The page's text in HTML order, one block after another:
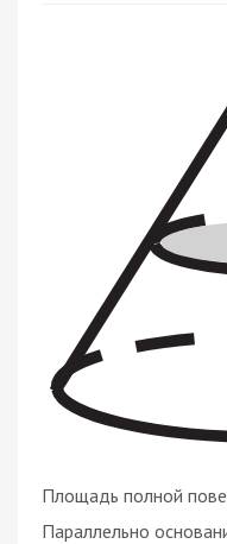
Площадь полной
Параллельно